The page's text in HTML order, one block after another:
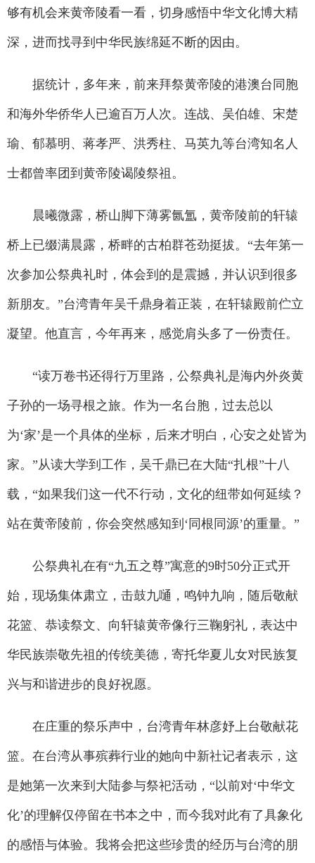
够有机会来黄帝陵看一看，切身感悟中华文化博大精
深，进而找寻到中华民族绵延不断的因由。
据统计，多年来，前来拜祭黄帝陵的港澳台同胞
和海外华侨华人已逾百万人次。连战、吴伯雄、宋楚
瑜、郁慕明、蒋孝严、洪秀柱、马英九等台湾知名人
士都曾率团到黄帝陵谒陵祭祖。
晨曦微露，桥山脚下薄雾氤氲，黄帝陵前的轩辕
桥上已缀满晨露，桥畔的古柏群苍劲挺拔。“去年第一
次参加公祭典礼时，体会到的是震撼，并认识到很多
新朋友。”台湾青年吴千鼎身着正装，在轩辕殿前伫立
凝望。他直言，今年再来，感觉肩头多了一份责任。
“读万卷书还得行万里路，公祭典礼是海内外炎黄
子孙的一场寻根之旅。作为一名台胞，过去总以
为‘家’是一个具体的坐标，后来才明白，心安之处皆为
家。”从读大学到工作，吴千鼎已在大陆“扎根”十八
载，“如果我们这一代不行动，文化的纽带如何延续？
站在黄帝陵前，你会突然感知到‘同根同源’的重量。”
公祭典礼在有“九五之尊”寓意的9时50分正式开
始，现场集体肃立，击鼓九嗵，鸣钟九响，随后敬献
花篮、恭读祭文、向轩辕黄帝像行三鞠躬礼，表达中
华民族崇敬先祖的传统美德，寄托华夏儿女对民族复
兴与和谐进步的良好祝愿。
在庄重的祭乐声中，台湾青年林彦妤上台敬献花
篮。在台湾从事殡葬行业的她向中新社记者表示，这
是她第一次来到大陆参与祭祀活动，“以前对‘中华文
化’的理解仅停留在书本之中，而今我对此有了具象化
的感悟与体验。我将会把这些珍贵的经历与台湾的朋